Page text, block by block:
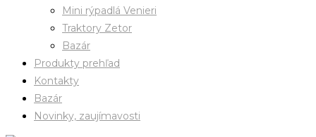
Mini rýpadlá Venieri
Traktory Zetor
Bazár
Produkty prehľad
Kontakty
Bazár
Novinky, zaujímavosti